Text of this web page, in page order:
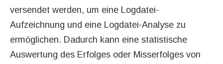
versendet werden, um eine Logdatei-
Aufzeichnung und eine Logdatei-Analyse zu
ermöglichen. Dadurch kann eine statistische
Auswertung des Erfolges oder Misserfolges von